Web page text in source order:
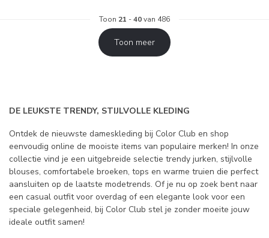
Toon 21 -40van 486
Toon meer
DE LEUKSTE TRENDY, STIJLVOLLE KLEDING
Ontdek de nieuwste dameskleding bij Color Club en shop
eenvoudig online de mooiste items van populaire merken! In onze
collectie vind je een uitgebreide selectie trendy jurken, stijlvolle
blouses, comfortabele broeken, tops en warme truien die perfect
aansluiten op de laatste modetrends. Of je nu op zoek bent naar
een casual outfit voor overdag of een elegante look voor een
speciale gelegenheid, bij Color Club stel je zonder moeite jouw
ideale outfit samen!